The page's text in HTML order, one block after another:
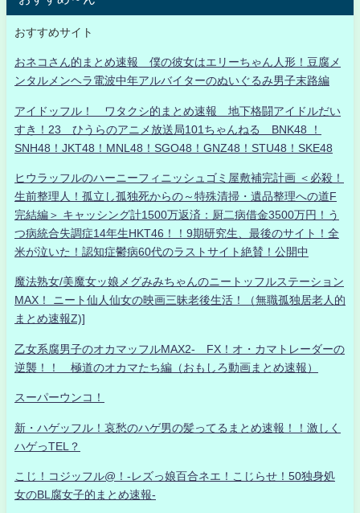
おすすめサイト
おネコさん的まとめ速報 僕の彼女はエリーちゃん人形！豆腐メ
ンタルメンヘラ電波中年アルバイターのぬいぐるみ男子末路編
アイドッフル！ ワタクシ的まとめ速報 地下格闘アイドルだい
すき！23 ひうらのアニメ放送局101ちゃんねる BNK48 ！
SNH48！JKT48！MNL48！SGO48！GNZ48！STU48！SKE48
ヒウラッフルのハーニーフィニッシュゴミ屋敷補完計画 ＜必殺！
生前整理人！孤立し孤独死からの～特殊清掃・遺品整理への道F
完結編＞ キャッシング計1500万返済：厨二病借金3500万円！う
つ病統合失調症14年生HKT46！！9期研究生、最後のサイト！全
米が泣いた！認知症鬱病60代のラストサイト絶賛！公開中
魔法熟女/美魔女ッ娘メグみみちゃんのニートッフルステーション
MAX！ ニート仙人仙女の映画三昧老後生活！（無職孤独居老人的
まとめ速報Z)]
乙女系腐男子のオカマッフルMAX2- FX！オ・カマトレーダーの
逆襲！！ 極道のオカマたち編（おもしろ動画まとめ速報）
スーパーウンコ！
新・ハゲッフル！哀愁のハゲ男の髪ってるまとめ速報！！激しく
ハゲっTEL？
こじ！コジッフル@！-レズっ娘百合ネエ！こじらせ！50独身処
女のBL腐女子的まとめ速報-